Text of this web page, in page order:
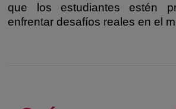
que los estudiantes estén
enfrentar desafíos reales en el